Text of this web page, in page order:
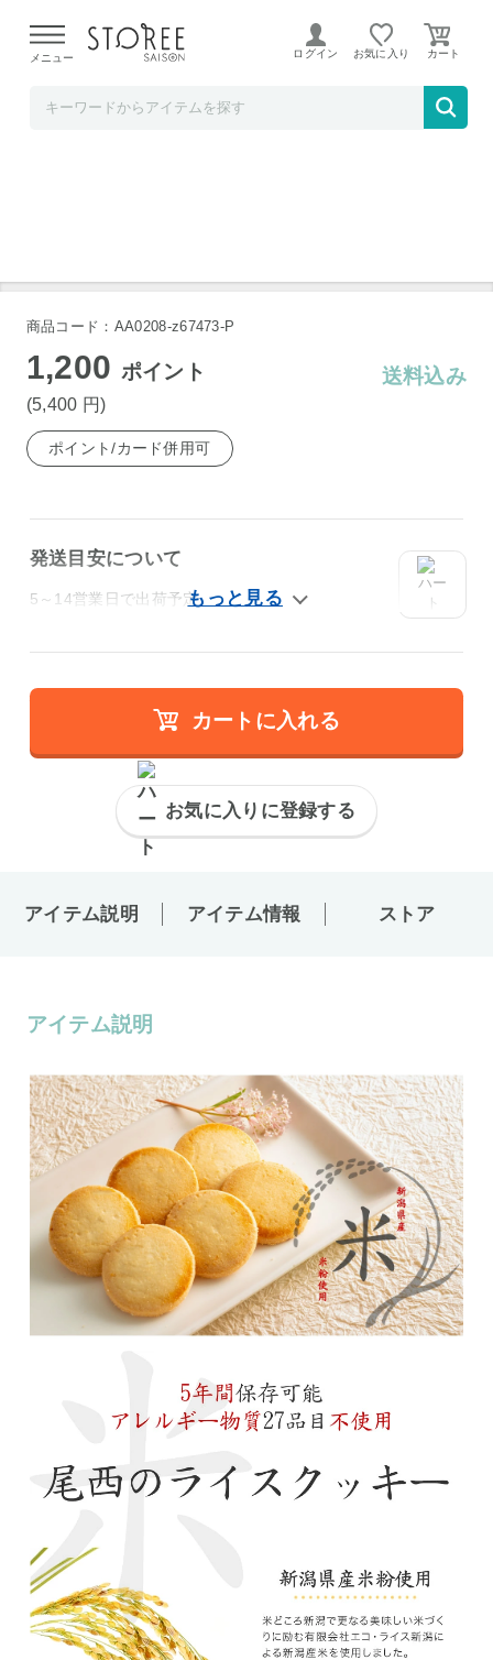
よる配送遅延が発生しております。
メニュー ログイン お気に入り
尾西 ライスクッキー 8枚入り×8箱
商品コード：AA0208-z67473-P
1,200 ポイント
(5,400 円)
送料込み
ポイント/カード併用可
発送目安について
5～14営業日で出荷予定
カートに入れる
お気に入りに登録する
アイテム説明 アイテム情報 ストア
アイテム説明